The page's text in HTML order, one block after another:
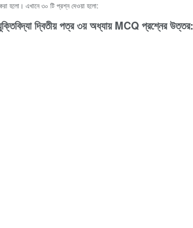
হলো। এখানে ৩০ টি প্রশ্ন দেওয়া হলো:
দ্বিতীয় পত্র ৩য় অধ্যায় MCQ প্রশ্নের উত্তর: